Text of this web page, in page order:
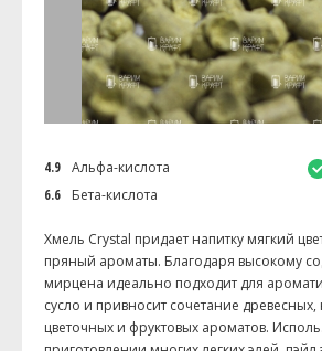
4.9 Альфа-кислота
6.6
Бета-кислота
Хмель Crystal придает напитку мягкий
пряный ароматы. Благодаря высокому
мирцена идеально подходит для
сусло и привносит сочетание
цветочных и фруктовых ароматов.